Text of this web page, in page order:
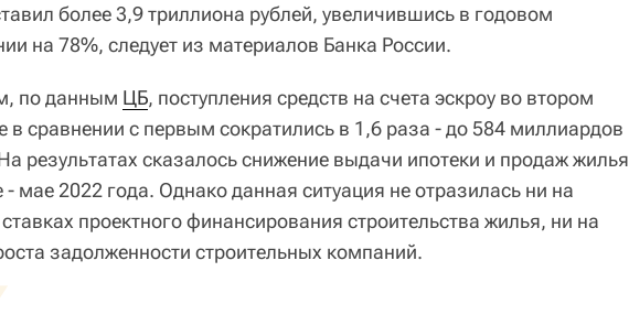
более 3,9 триллиона рублей, увеличившись в годовом
на 78%, следует из материалов Банка России.
по данным ЦБ, поступления средств на счета эскроу во втором
в сравнении с первым сократились в 1,6 раза - до 584 миллиардов
результатах сказалось снижение выдачи ипотеки и продаж жилья
- мае 2022 года. Однако данная ситуация не отразилась ни на
проектного финансирования строительства жилья, ни на
задолженности строительных компаний.